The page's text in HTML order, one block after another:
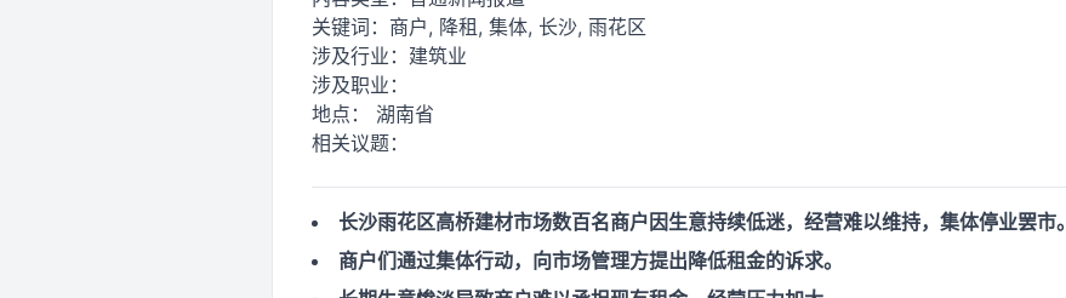
关键词： 商户, 降租, 集体, 长沙, 雨花区
涉及行业： 建筑业
涉及职业：
地点： 湖南省
相关议题：
长沙雨花区高桥建材市场数百名商户因生意持续低迷，经营难以维持，集体停业罢市。
商户们通过集体行动，向市场管理方提出降低租金的诉求。